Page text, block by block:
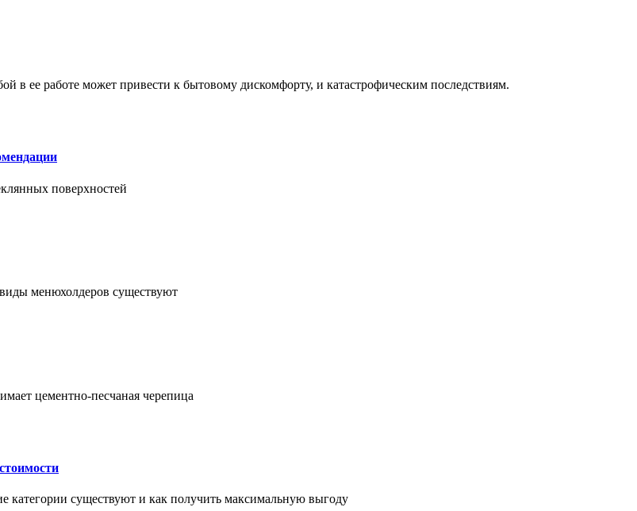
в ее работе может привести к бытовому дискомфорту, и катастрофическим последствиям.
поверхностей
менюхолдеров существуют
цементно-песчаная черепица
категории существуют и как получить максимальную выгоду